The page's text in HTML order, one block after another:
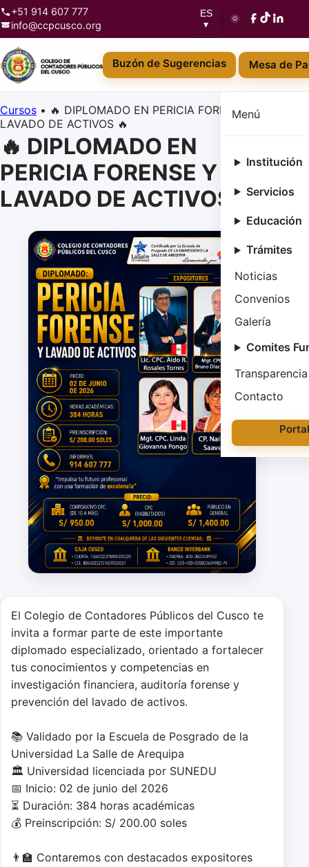
+51 914 607 777
info@ccpcusco.org
ES
▾
🌞
Buzón de Sugerencias Mesa de
Menú
Institución
Servicios
Educación
Trámites
Noticias
Convenios
Galería
Comites
Transparencia
Contacto
Cursos • 🔥 DIPLOMADO EN PERICIA FORENSE Y
LAVADO DE ACTIVOS 🔥
🔥 DIPLOMADO EN
PERICIA FORENSE Y
LAVADO DE ACTIVOS 🔥
El Colegio de Contadores Públicos del Cusco te
invita a formar parte de este importante
diplomado especializado, orientado a fortalecer
tus conocimientos y competencias en
investigación financiera, auditoría forense y
prevención del lavado de activos.
📚 Validado por la Escuela de Posgrado de la
Universidad La Salle de Arequipa
🏛️ Universidad licenciada por SUNEDU
📅 Inicio: 02 de junio del 2026
⏳ Duración: 384 horas académicas
💰 Preinscripción: S/ 200.00 soles
👨‍🏫 Contaremos con destacados expositores